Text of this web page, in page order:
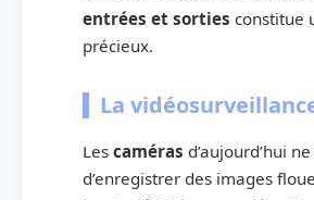
entrées et sorties constitue
précieux.
La
Les caméras d’aujourd’hui
d’enregistrer des images